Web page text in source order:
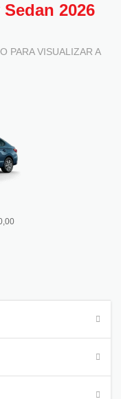
2026
PARA VISUALIZAR A